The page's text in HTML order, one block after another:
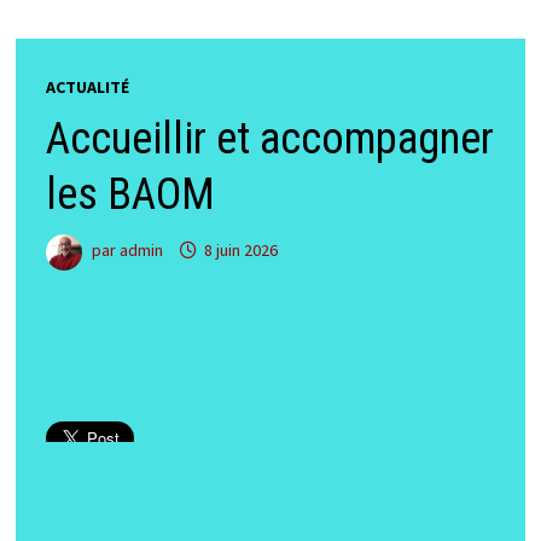
ACTUALITÉ
Accueillir et accompagner
les BAOM
paradmin 8 juin 2026